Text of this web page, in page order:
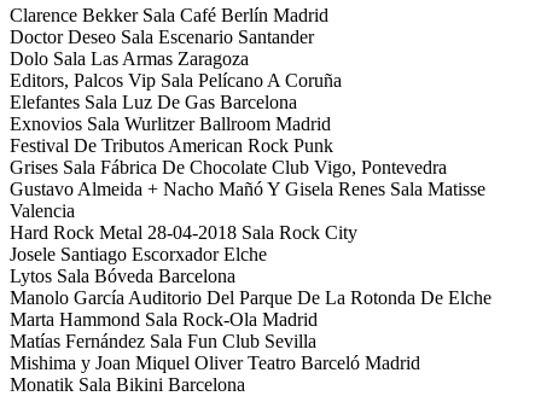
Clarence Bekker Sala Café Berlín Madrid
Doctor Deseo Sala Escenario Santander
Dolo Sala Las Armas Zaragoza
Editors, Palcos Vip Sala Pelícano A Coruña
Elefantes Sala Luz De Gas Barcelona
Exnovios Sala Wurlitzer Ballroom Madrid
Festival De Tributos American Rock Punk
Grises Sala Fábrica De Chocolate Club Vigo, Pontevedra
Gustavo Almeida + Nacho Mañó Y Gisela Renes Sala Matisse
Valencia
Hard Rock Metal 28-04-2018 Sala Rock City
Josele Santiago Escorxador Elche
Lytos Sala Bóveda Barcelona
Manolo García Auditorio Del Parque De La Rotonda De Elche
Marta Hammond Sala Rock-Ola Madrid
Matías Fernández Sala Fun Club Sevilla
Mishima y Joan Miquel Oliver Teatro Barceló Madrid
Monatik Sala Bikini Barcelona